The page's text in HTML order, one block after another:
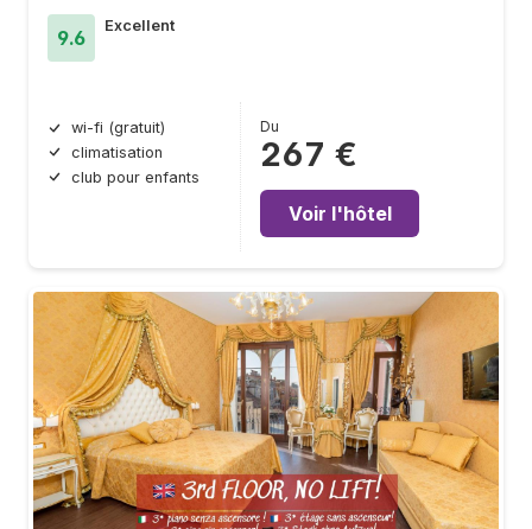
9.6
Excellent
wi-fi (gratuit)
climatisation
club pour enfants
Du
267 €
Voir l'hôtel